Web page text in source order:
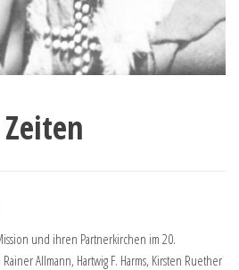
und ihren Partnerkirchen im 20.
Allmann, Hartwig F. Harms, Kirsten Ruether